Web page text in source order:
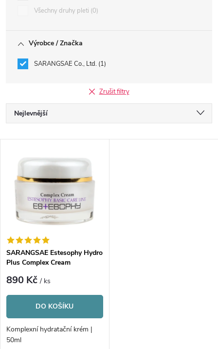
Všechny druhy pleti 0
Výrobce / Značka
SARANGSAE Co., Ltd. 1
Zrušit filtry
Ř
a
e
n
í
p
r
o
d
Nejlevnější
ý
p
s
p
r
o
SARANGSAE Estesophy Hydro
Plus Complex Cream
890 Kč/ ks
DO KOŠÍKU
Komplexní hydratační krém |
50ml